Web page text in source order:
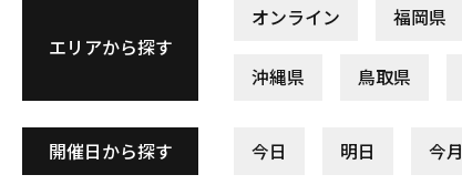
エリアから探す
オンライン 福岡県
沖縄県 鳥取県
開催日から探す 今日 明日 今月